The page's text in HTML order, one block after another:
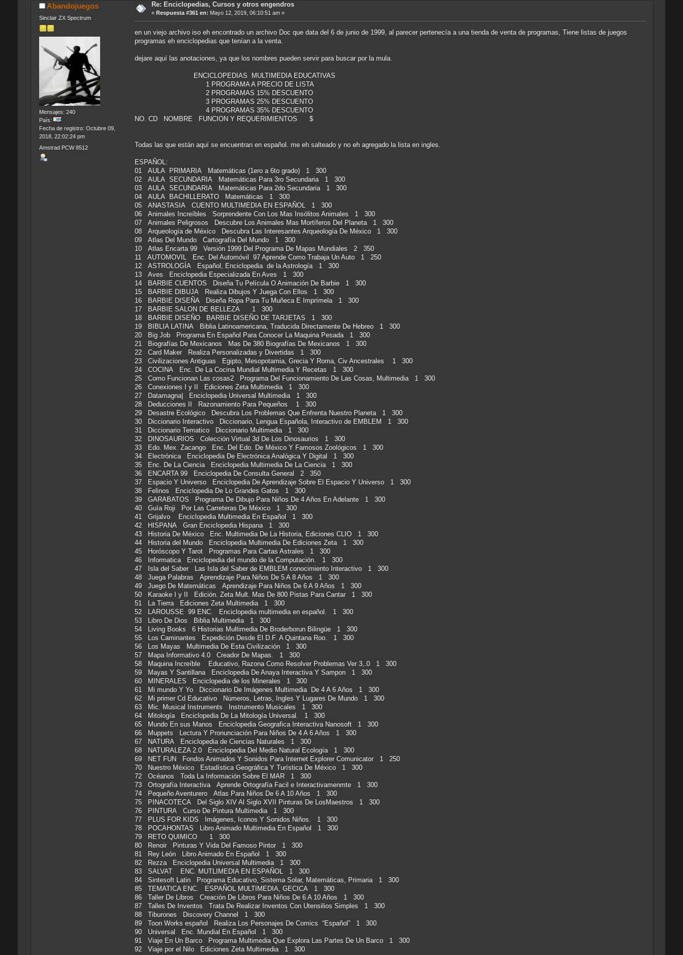
Abandojuegos
Sinclair ZX Spectrum
Mensajes: 240
País:
Fecha de registro: Octubre 09,
2018, 22:02:24 pm
Amstrad PCW 8512
Re: Enciclopedias, Cursos y otros engendros
« Respuesta #361 en: Mayo 12, 2019, 06:10:51 am »
en un viejo archivo iso eh encontrado un archivo Doc que data del 6 de junio de 1999, al parecer pertenecía a una tienda de venta de programas, Tiene listas de juegos
programas eh enciclopedias que tenían a la venta.
dejare aquí las anotaciones, ya que los nombres pueden servir para buscar por la mula.
ENCICLOPEDIAS MULTIMEDIA EDUCATIVAS
1 PROGRAMA A PRECIO DE LISTA
2 PROGRAMAS 15% DESCUENTO
3 PROGRAMAS 25% DESCUENTO
4 PROGRAMAS 35% DESCUENTO
NO. CD NOMBRE FUNCION Y REQUERIMIENTOS $
Todas las que están aquí se encuentran en español. me eh salteado y no eh agregado la lista en ingles.
ESPAÑOL:
01 AULA PRIMARIA Matemáticas (1ero a 6to grado) 1 300
02 AULA SECUNDARIA Matemáticas Para 3ro Secundaria 1 300
03 AULA SECUNDARIA Matemáticas Para 2do Secundaria 1 300
04 AULA BACHILLERATO Matemáticas 1 300
05 ANASTASIA CUENTO MULTIMEDIA EN ESPAÑOL 1 300
06 Animales Increíbles Sorprendente Con Los Mas Insólitos Animales 1 300
07 Animales Peligrosos Descubre Los Animales Mas Mortíferos Del Planeta 1 300
08 Arqueología de México Descubra Las Interesantes Arqueología De México 1 300
09 Atlas Del Mundo Cartografía Del Mundo 1 300
10 Atlas Encarta 99 Versión 1999 Del Programa De Mapas Mundiales 2 350
11 AUTOMOVIL Enc. Del Automóvil 97 Aprende Como Trabaja Un Auto 1 250
12 ASTROLOGÍA Español, Enciclopedia de la Astrología 1 300
13 Aves Enciclopedia Especializada En Aves 1 300
14 BARBIE CUENTOS Diseña Tu Película O Animación De Barbie 1 300
15 BARBIE DIBUJA Realiza Dibujos Y Juega Con Ellos 1 300
16 BARBIE DISEÑA Diseña Ropa Para Tu Muñeca E Imprímela 1 300
17 BARBIE SALON DE BELLEZA 1 300
18 BARBIE DISEÑO BARBIE DISEÑO DE TARJETAS 1 300
19 BIBLIA LATINA Biblia Latinoamericana, Traducida Directamente De Hebreo 1 300
20 Big Job Programa En Español Para Conocer La Maquina Pesada 1 300
21 Biografías De Mexicanos Mas De 380 Biografías De Mexicanos 1 300
22 Card Maker Realiza Personalizadas y Divertidas 1 300
23 Civilizaciones Antiguas Egipto, Mesopotamia, Grecia Y Roma, Civ Ancestrales 1 300
24 COCINA Enc. De La Cocina Mundial Multimedia Y Recetas 1 300
25 Como Funcionan Las cosas2 Programa Del Funcionamiento De Las Cosas, Multimedia 1 300
26 Conexiones I y II Ediciones Zeta Multimedia 1 300
27 Datamagna| Enciclopedia Universal Multimedia 1 300
28 Deducciones II Razonamiento Para Pequeños 1 300
29 Desastre Ecológico Descubra Los Problemas Que Enfrenta Nuestro Planeta 1 300
30 Diccionario Interactivo Diccionario, Lengua Española, Interactivo de EMBLEM 1 300
31 Diccionario Tematico Diccionario Multimedia 1 300
32 DINOSAURIOS Colección Virtual 3d De Los Dinosaurios 1 300
33 Edo. Mex. Zacango Enc. Del Edo. De México Y Famosos Zoológicos 1 300
34 Electrónica Enciclopedia De Electrónica Analógica Y Digital 1 300
35 Enc. De La Ciencia Enciclopedia Multimedia De La Ciencia 1 300
36 ENCARTA 99 Enciclopedia De Consulta General 2 350
37 Espacio Y Universo Enciclopedia De Aprendizaje Sobre El Espacio Y Universo 1 300
38 Felinos Enciclopedia De Lo Grandes Gatos 1 300
39 GARABATOS Programa De Dibujo Para Niños De 4 Años En Adelante 1 300
40 Guía Roji Por Las Carreteras De México 1 300
41 Grijalvo Enciclopedia Multimedia En Español 1 300
42 HISPANA Gran Enciclopedia Hispana 1 300
43 Historia De México Enc. Multimedia De La Historia, Ediciones CLIO 1 300
44 Historia del Mundo Enciclopedia Multimedia De Ediciones Zeta 1 300
45 Horóscopo Y Tarot Programas Para Cartas Astrales 1 300
46 Informatica Enciclopedia del mundo de la Computación. 1 300
47 Isla del Saber Las Isla del Saber de EMBLEM conocimiento Interactivo 1 300
48 Juega Palabras Aprendizaje Para Niños De 5 A 8 Años 1 300
49 Juego De Matemáticas Aprendizaje Para Niños De 6 A 9 Años 1 300
50 Karaoke I y II Edición. Zeta Mult. Mas De 800 Pistas Para Cantar 1 300
51 La Tierra Ediciones Zeta Multimedia 1 300
52 LAROUSSE 99 ENC. Enciclopedia multimedia en español. 1 300
53 Libro De Dios Biblia Multimedia 1 300
54 Living Books 6 Historias Multimedia De Broderborun Bilingüe 1 300
55 Los Caminantes Expedición Desde El D.F. A Quintana Roo. 1 300
56 Los Mayas Multimedia De Esta Civilización 1 300
57 Mapa Informativo 4.0 Creador De Mapas. 1 300
58 Maquina Increíble Educativo, Razona Como Resolver Problemas Ver 3,.0 1 300
59 Mayas Y Santillana Enciclopedia De Anaya Interactiva Y Sampon 1 300
60 MINERALES Enciclopedia de los Minerales 1 300
61 Mi mundo Y Yo Diccionario De Imágenes Multimedia De 4 A 6 Años 1 300
62 Mi primer Cd Educativo Números, Letras, Ingles Y Lugares De Mundo 1 300
63 Mic. Musical Instruments Instrumento Musicales 1 300
64 Mitología Enciclopedia De La Mitología Universal. 1 300
65 Mundo En sus Manos Enciclopedia Geografica Interactiva Nanosoft 1 300
66 Muppets Lectura Y Pronunciación Para Niños De 4 A 6 Años 1 300
67 NATURA Enciclopedia de Ciencias Naturales 1 300
68 NATURALEZA 2.0 Enciclopedia Del Medio Natural Ecología 1 300
69 NET FUN Fondos Animados Y Sonidos Para Internet Explorer Comunicator 1 250
70 Nuestro México Estadística Geográfica Y Turística De México 1 300
72 Océanos Toda La Información Sobre El MAR 1 300
73 Ortografía Interactiva Aprende Ortografía Facil e Interactivamenmte 1 300
74 Pequeño Aventurero Atlas Para Niños De 6 A 10 Años 1 300
75 PINACOTECA Del Siglo XIV Al Siglo XVII Pinturas De LosMaestros 1 300
76 PINTURA Curso De Pintura Multimedia 1 300
77 PLUS FOR KIDS Imágenes, Iconos Y Sonidos Niños. 1 300
78 POCAHONTAS Libro Animado Multimedia En Español 1 300
79 RETO QUIMICO 1 300
80 Renoir Pinturas Y Vida Del Famoso Pintor 1 300
81 Rey León Libro Animado En Español 1 300
82 Rezza Enciclopedia Universal Multimedia 1 300
83 SALVAT ENC. MUTLIMEDIA EN ESPAÑOL 1 300
84 Sintesoft Latin Programa Educativo, Sistema Solar, Matemáticas, Primaria 1 300
85 TEMATICA ENC. ESPAÑOL MULTIMEDIA, GECICA 1 300
86 Taller De Libros Creación De Libros Para Niños De 6 A 10 Años 1 300
87 Talles De Inventos Trata De Realizar Inventos Con Utensilios Simples 1 300
88 Tiburones Discovery Channel 1 300
89 Toon Works español Realiza Los Personajes De Comics “Español” 1 300
90 Universal Enc. Mundial En Español 1 300
91 Viaje En Un Barco Programa Multimedia Que Explora Las Partes De Un Barco 1 300
92 Viaje por el Nilo Ediciones Zeta Multimedia 1 300